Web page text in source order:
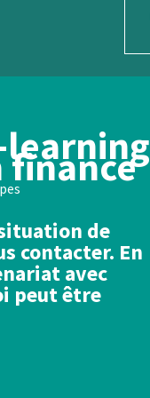
finance
de
contacter. En
avec
peut être